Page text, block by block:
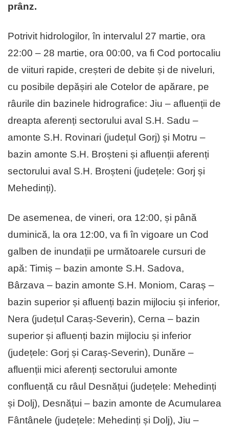
prânz.
Potrivit hidrologilor, în intervalul 27 martie, ora
22:00 – 28 martie, ora 00:00, va fi Cod portocaliu
de viituri rapide, creșteri de debite și de niveluri,
cu posibile depășiri ale Cotelor de apărare, pe
râurile din bazinele hidrografice: Jiu – afluenții de
dreapta aferenți sectorului aval S.H. Sadu –
amonte S.H. Rovinari (județul Gorj) și Motru –
bazin amonte S.H. Broșteni și afluenții aferenți
sectorului aval S.H. Broșteni (județele: Gorj și
Mehedinți).
De asemenea, de vineri, ora 12:00, și până
duminică, la ora 12:00, va fi în vigoare un Cod
galben de inundații pe următoarele cursuri de
apă: Timiș – bazin amonte S.H. Sadova,
Bârzava – bazin amonte S.H. Moniom, Caraș –
bazin superior și afluenți bazin mijlociu și inferior,
Nera (județul Caraș-Severin), Cerna – bazin
superior și afluenți bazin mijlociu și inferior
(județele: Gorj și Caraș-Severin), Dunăre –
afluenții mici aferenți sectorului amonte
confluență cu râul Desnățui (județele: Mehedinți
și Dolj), Desnățui – bazin amonte de Acumularea
Fântânele (județele: Mehedinți și Dolj), Jiu –